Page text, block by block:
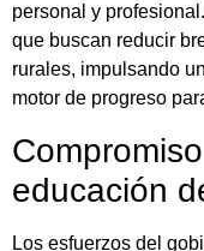
personal y
que buscan reducir
rurales, impulsando
motor de progreso
educación
Los esfuerzos del